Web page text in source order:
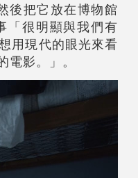
後把它放在博物館
「很明顯與我們有
用現代的眼光來看
影。」。